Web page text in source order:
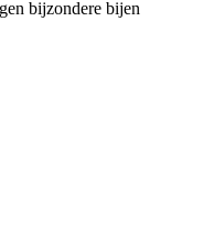
bijzondere bijen